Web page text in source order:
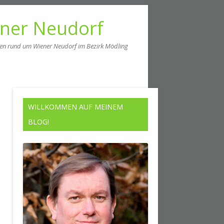
Neudorf
rund um Wiener Neudorf im Bezirk Mödling
WILLKOMMEN AUF MEINEM
BLOG!